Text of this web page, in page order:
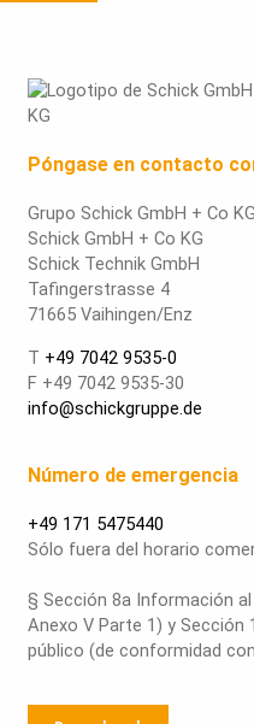
Póngase en contacto
Grupo Schick GmbH + Co KG
Schick GmbH + Co KG
Schick Technik GmbH
Tafingerstrasse 4
71665 Vaihingen/Enz
T +49 7042 9535-0
F +49 7042 9535-30
info@schickgruppe.de
Número de emergencia
+49 171 5475440
Sólo fuera del horario
§ Sección 8a Información
Anexo V Parte 1) y
público (de conformidad